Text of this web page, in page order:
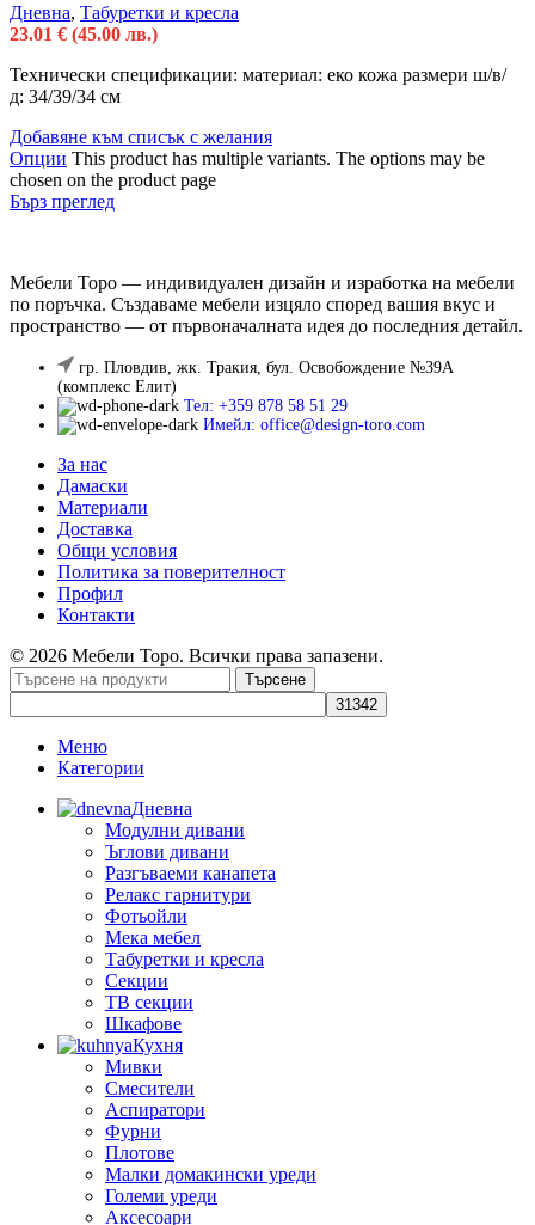
Дневна, Табуретки и кресла
23.01 € (45.00 лв.)
Технически спецификации: материал: еко кожа размери ш/в/
д: 34/39/34 см
Добавяне към списък с желания
Опции This product has multiple variants. The options may be
chosen on the product page
Бърз преглед
Мебели Торо — индивидуален дизайн и изработка на мебели
по поръчка. Създаваме мебели изцяло според вашия вкус и
пространство — от първоначалната идея до последния детайл.
гр. Пловдив, жк. Тракия, бул. Освобождение №39А
(комплекс Елит)
Тел: +359 878 58 51 29
Имейл: office@design-toro.com
За нас
Дамаски
Материали
Доставка
Общи условия
Политика за поверителност
Профил
Контакти
© 2026 Мебели Торо. Всички права запазени.
Търсене
Меню
Категории
Дневна
Модулни дивани
Ъглови дивани
Разгъваеми канапета
Релакс гарнитури
Фотьойли
Мека мебел
Табуретки и кресла
Секции
ТВ секции
Шкафове
Кухня
Мивки
Смесители
Аспиратори
Фурни
Плотове
Малки домакински уреди
Големи уреди
Аксесоари